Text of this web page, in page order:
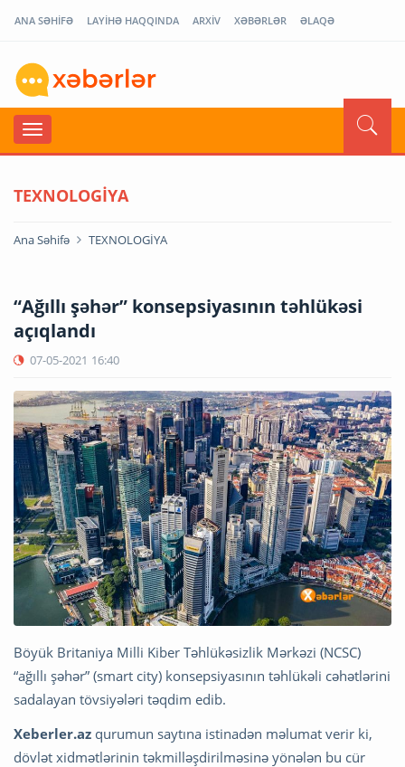
ANA SƏHİFƏ LAYİHƏ HAQQINDA ARXİV XƏBƏRLƏR ƏLAQƏ
TEXNOLOGİYA
Ana Səhifə TEXNOLOGİYA
“Ağıllı şəhər” konsepsiyasının təhlükəsi
açıqlandı
07-05-2021 16:40
Böyük Britaniya Milli Kiber Təhlükəsizlik Mərkəzi (NCSC)
“ağıllı şəhər” (smart city) konsepsiyasının təhlükəli cəhətlərini
sadalayan tövsiyələri təqdim edib.
Xeberler.az qurumun saytına istinadən məlumat verir ki,
dövlət xidmətlərinin təkmilləşdirilməsinə yönələn bu cür